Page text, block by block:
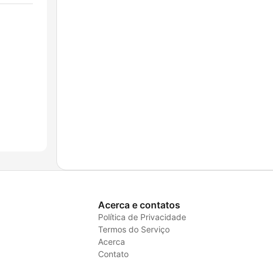
Acerca e contatos
Política de Privacidade
Termos do Serviço
Acerca
Contato